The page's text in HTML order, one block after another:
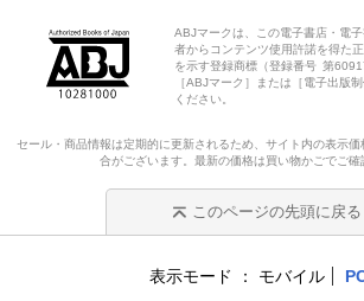
ABJマークは、この電子書店・電
者からコンテンツ使用許諾を得た
を示す登録商標（登録番号 第
［ABJマーク］または［電子出版
ください。
セール・商品情報は定期的に更新されるため、サイト内の表示
合がございます。最新の価格は買い物かごでご確
このページの先頭に戻る
表示モード モバイル